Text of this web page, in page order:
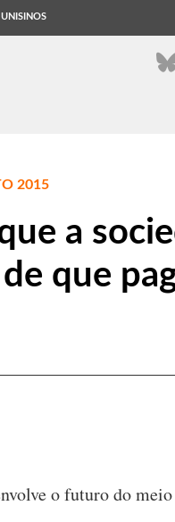
2015
a
que
o futuro do